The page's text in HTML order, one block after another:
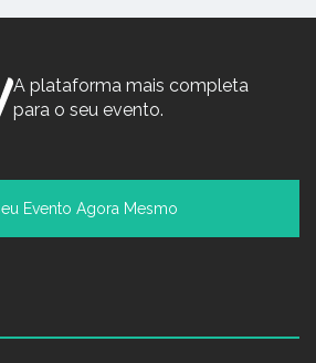
A plataforma mais completa
para o seu evento.
Evento Agora Mesmo